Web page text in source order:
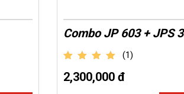
Combo JP 603 + JPS 3
(1)
2,300,000 đ